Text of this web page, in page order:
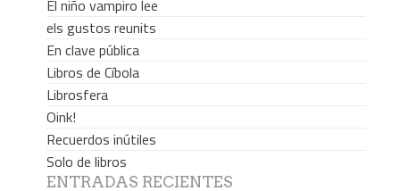
El niño vampiro lee
els gustos reunits
En clave pública
Libros de Cíbola
Librosfera
Oink!
Recuerdos inútiles
Solo de libros
ENTRADAS RECIENTES